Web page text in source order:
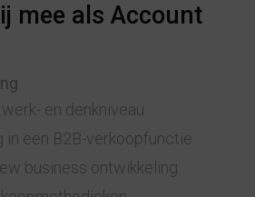
mee als Account
en denkniveau
in een B2B-verkoopfunctie
business ontwikkeling